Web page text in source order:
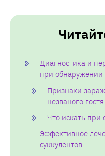
Диагностика и
при обнаружении
Признаки
незваного гостя
Что искать при
Эффективное
суккулентов